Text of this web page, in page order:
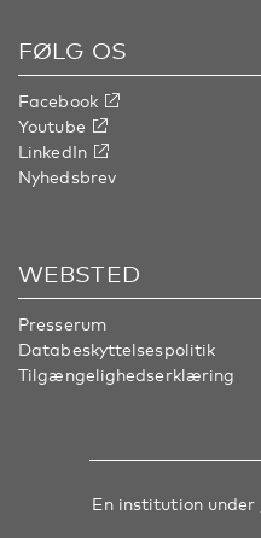
FØLG OS
Facebook
Youtube
LinkedIn
Nyhedsbrev
WEBSTED
Presserum
Databeskyttelsespolitik
Tilgængelighedserklæring
En institution under